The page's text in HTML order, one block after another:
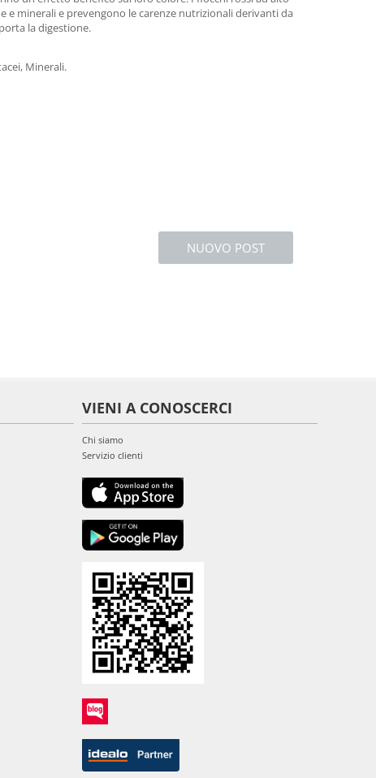
minerali e prevengono le carenze nutrizionali derivanti da
la digestione.
Minerali.
NUOVO POST
VIENI A CONOSCERCI
Chi siamo
Servizio clienti